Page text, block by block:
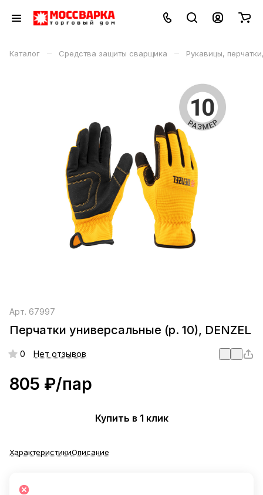
Каталог – Средства защиты сварщика – Рукавицы,
Арт. 67997
Перчатки универсальные (р. 10), DENZEL
0 Нет отзывов
805 ₽/пар
Купить в 1 клик
ХарактеристикиОписание